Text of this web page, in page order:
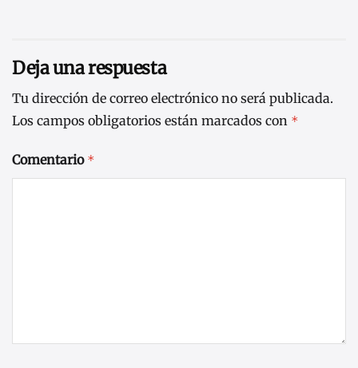
Deja una respuesta
Tu dirección de correo electrónico no será publicada.
Los campos obligatorios están marcados con *
Comentario *